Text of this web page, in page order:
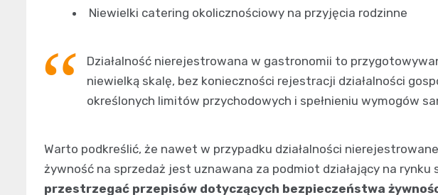
Niewielki catering okolicznościowy na przyjęcia rodzinne
Działalność nierejestrowana w gastronomii to
niewielką skalę, bez konieczności rejestracji działalności
określonych limitów przychodowych i spełnieniu wymogów
Warto podkreślić, że nawet w przypadku działalności
żywność na sprzedaż jest uznawana za podmiot działający na rynku
przestrzegać przepisów dotyczących bezpieczeństwa